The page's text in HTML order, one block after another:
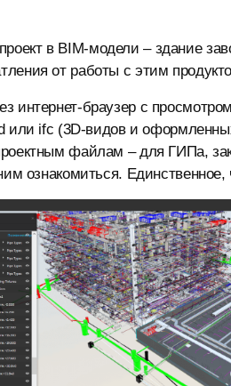
в BIM-модели – здание
от работы с этим
интернет-браузер с
или ifc (3D-видов и
файлам – для ГИПа,
ознакомиться.